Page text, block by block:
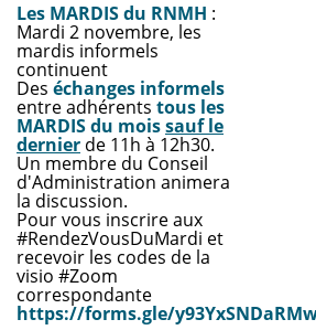
Accueil
ADHÉRER
ACCÈS EXTRANET
Les MARDIS du RNMH :
Mardi 2 novembre, les
mardis informels
continuent
Des échanges informels
entre adhérents tous les
MARDIS du moissauf le
dernier de 11h à 12h30.
Un membre du Conseil
d'Administration animera
la discussion.
Pour vous inscrire aux
#RendezVousDuMardi et
recevoir les codes de la
visio #Zoom
correspondante
https://forms.gle/